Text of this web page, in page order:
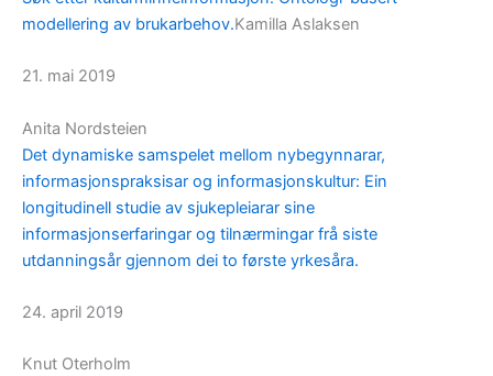
modellering av brukarbehov.Kamilla Aslaksen
21. mai 2019
Anita Nordsteien
Det dynamiske samspelet mellom nybegynnarar,
informasjonspraksisar og informasjonskultur: Ein
longitudinell studie av sjukepleiarar sine
informasjonserfaringar og tilnærmingar frå siste
utdanningsår gjennom dei to første yrkesåra.
24. april 2019
Knut Oterholm